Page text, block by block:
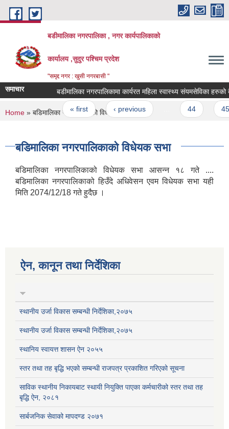
Skip to main content
बडीमालिका नगरपालिका , नगर कार्यपालिकाको
कार्यालय ,सुदुर पश्चिम प्रदेश
"समृद्द नगर : खुसी नगरबासी "
समाचार बडीमालिका नगरपालिकामा कार्यरत महिला स्वास्थ्य संयमसेविका हरुको
Pages
« first ‹ previous
You are here
Home » बडिमालिका नगरपालिकाको विधेयक सभा
बडिमालिका नगरपालिकाको विधेयक सभा
बडिमालिका नगरपालिकाको विधेयक सभा आसन्न १८ गते ....
बडिमालिका नगरपालिकाको हिउँदे अधिवेसन एवम विधेयक सभा यही
मिति 2074/12/18 गते हुदैछ ।
ऐन, कानून तथा निर्देशिका
स्थानीय उर्जा विकास सम्बन्धी निर्देशिका,२०७५
स्थानीय उर्जा विकास सम्बन्धी निर्देशिका,२०७५
स्थानिय स्वायत्त शासन ऐन २०५५
स्तर तथा तह बृद्धि भएको सम्बन्धी राजपत्र प्रकाशित गरिएको सूचना
साविक स्थानीय निकायबाट स्थायी नियुक्ति पाएका कर्मचारीको स्तर तथा तह
बृद्धि ऐन, २०८१
सार्बजनिक सेवाको मापदण्ड २०७१